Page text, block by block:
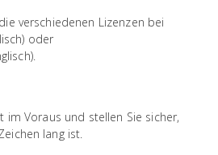
verschiedenen Lizenzen bei
oder
im Voraus und stellen Sie sicher,
lang ist.